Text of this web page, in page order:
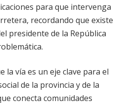
para que intervenga
recordando que existe
presidente de la República
la vía es un eje clave para el
de la provincia y de la
conecta comunidades